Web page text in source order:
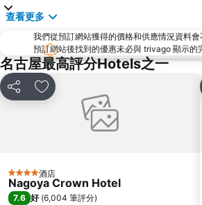
Atsuta Jingu Shrine
Kintetsu Yokkaichi Station
查看更多
我們從預訂網站獲得的價格和供應情況資料
預訂網站後找到的優惠未必與 trivago 顯示的
名古屋最高評分Hotels之一
分享 放到收藏夾
4 星級 酒店
Nagoya Crown Hotel
7.6 好 (6,004 筆評分)